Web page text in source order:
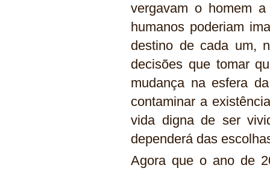
vergavam o homem
humanos poderiam
destino de cada um,
decisões que tomar
mudança na esfera
contaminar a
vida digna de ser
dependerá das
Agora que o ano de